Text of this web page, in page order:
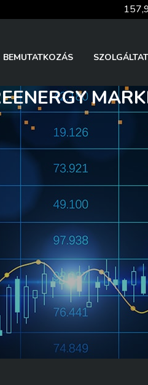
BEMUTATKOZÁS